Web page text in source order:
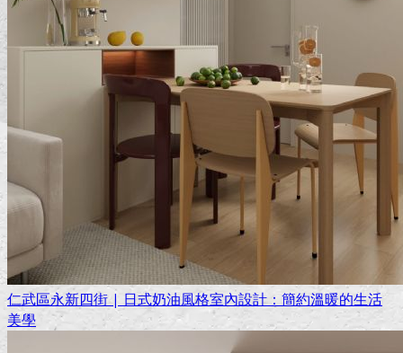
仁武區永新四街 | 日式奶油風格室內設計：簡約溫暖的生活
美學